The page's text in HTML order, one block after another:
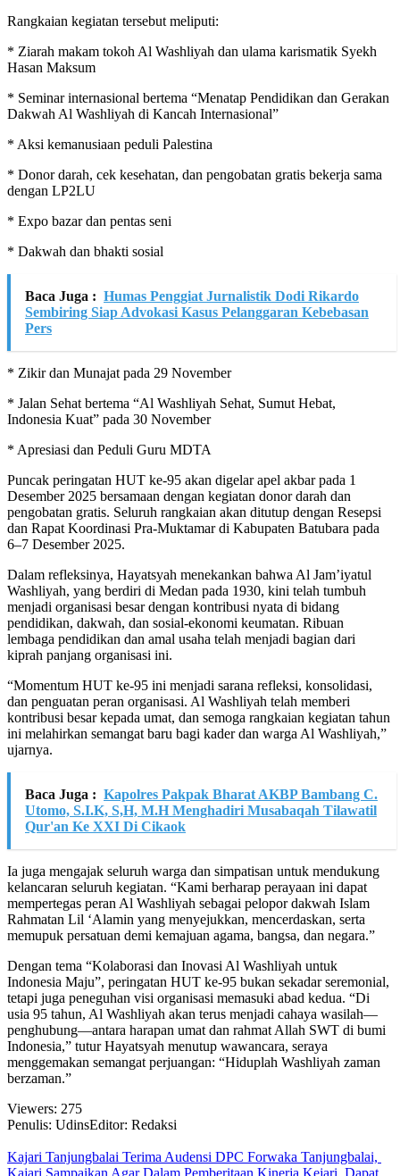
Rangkaian kegiatan tersebut meliputi:
* Ziarah makam tokoh Al Washliyah dan ulama karismatik Syekh
Hasan Maksum
* Seminar internasional bertema “Menatap Pendidikan dan Gerakan
Dakwah Al Washliyah di Kancah Internasional”
* Aksi kemanusiaan peduli Palestina
* Donor darah, cek kesehatan, dan pengobatan gratis bekerja sama
dengan LP2LU
* Expo bazar dan pentas seni
* Dakwah dan bhakti sosial
Baca Juga : Humas Penggiat Jurnalistik Dodi Rikardo
Sembiring Siap Advokasi Kasus Pelanggaran Kebebasan
Pers
* Zikir dan Munajat pada 29 November
* Jalan Sehat bertema “Al Washliyah Sehat, Sumut Hebat,
Indonesia Kuat” pada 30 November
* Apresiasi dan Peduli Guru MDTA
Puncak peringatan HUT ke-95 akan digelar apel akbar pada 1
Desember 2025 bersamaan dengan kegiatan donor darah dan
pengobatan gratis. Seluruh rangkaian akan ditutup dengan Resepsi
dan Rapat Koordinasi Pra-Muktamar di Kabupaten Batubara pada
6–7 Desember 2025.
Dalam refleksinya, Hayatsyah menekankan bahwa Al Jam’iyatul
Washliyah, yang berdiri di Medan pada 1930, kini telah tumbuh
menjadi organisasi besar dengan kontribusi nyata di bidang
pendidikan, dakwah, dan sosial-ekonomi keumatan. Ribuan
lembaga pendidikan dan amal usaha telah menjadi bagian dari
kiprah panjang organisasi ini.
“Momentum HUT ke-95 ini menjadi sarana refleksi, konsolidasi,
dan penguatan peran organisasi. Al Washliyah telah memberi
kontribusi besar kepada umat, dan semoga rangkaian kegiatan tahun
ini melahirkan semangat baru bagi kader dan warga Al Washliyah,”
ujarnya.
Baca Juga : Kapolres Pakpak Bharat AKBP Bambang C.
Utomo, S.I.K, S,H, M.H Menghadiri Musabaqah Tilawatil
Qur'an Ke XXI Di Cikaok
Ia juga mengajak seluruh warga dan simpatisan untuk mendukung
kelancaran seluruh kegiatan. “Kami berharap perayaan ini dapat
mempertegas peran Al Washliyah sebagai pelopor dakwah Islam
Rahmatan Lil ‘Alamin yang menyejukkan, mencerdaskan, serta
memupuk persatuan demi kemajuan agama, bangsa, dan negara.”
Dengan tema “Kolaborasi dan Inovasi Al Washliyah untuk
Indonesia Maju”, peringatan HUT ke-95 bukan sekadar seremonial,
tetapi juga peneguhan visi organisasi memasuki abad kedua. “Di
usia 95 tahun, Al Washliyah akan terus menjadi cahaya wasilah—
penghubung—antara harapan umat dan rahmat Allah SWT di bumi
Indonesia,” tutur Hayatsyah menutup wawancara, seraya
menggemakan semangat perjuangan: “Hiduplah Washliyah zaman
berzaman.”
Viewers: 275
Penulis: UdinsEditor: Redaksi
Kajari Tanjungbalai Terima Audensi DPC Forwaka Tanjungbalai,